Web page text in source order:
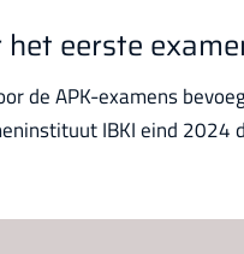
eerste
de APK-examens
IBKI eind 2024